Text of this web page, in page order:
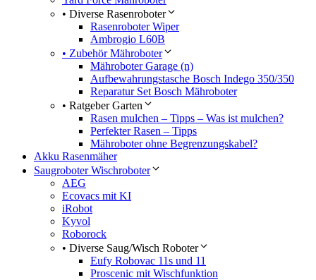
• Diverse Rasenroboter
Rasenroboter Wiper
Ambrogio L60B
• Zubehör Mähroboter
Mähroboter Garage (n)
Aufbewahrungstasche Bosch Indego 350/350
Reparatur Set Bosch Mähroboter
• Ratgeber Garten
Rasen mulchen – Tipps – Was ist mulchen?
Perfekter Rasen – Tipps
Mähroboter ohne Begrenzungskabel?
Akku Rasenmäher
Saugroboter Wischroboter
AEG
Ecovacs mit KI
iRobot
Kyvol
Roborock
• Diverse Saug/Wisch Roboter
Eufy Robovac 11s und 11
Proscenic mit Wischfunktion